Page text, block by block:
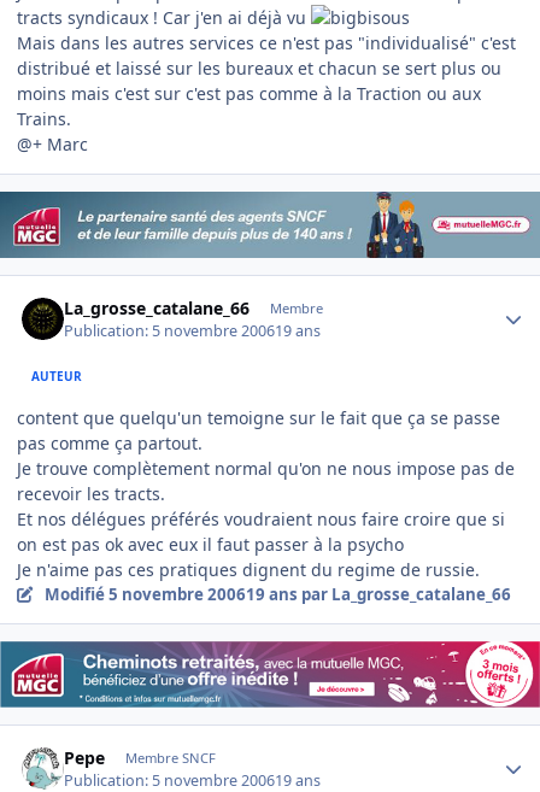
tracts syndicaux ! Car j'en ai déjà vu
Mais dans les autres services ce n'est pas "individualisé" c'est
distribué et laissé sur les bureaux et chacun se sert plus ou
moins mais c'est sur c'est pas comme à la Traction ou aux
Trains.
@+ Marc
La_grosse_catalane_66 Membre
Publication: 5 novembre 200619 ans
AUTEUR
content que quelqu'un temoigne sur le fait que ça se passe
pas comme ça partout.
Je trouve complètement normal qu'on ne nous impose pas de
recevoir les tracts.
Et nos délégues préférés voudraient nous faire croire que si
on est pas ok avec eux il faut passer à la psycho
Je n'aime pas ces pratiques dignent du regime de russie.
Modifié5 novembre 200619 ans par La_grosse_catalane_66
Pepe Membre SNCF
Publication: 5 novembre 200619 ans